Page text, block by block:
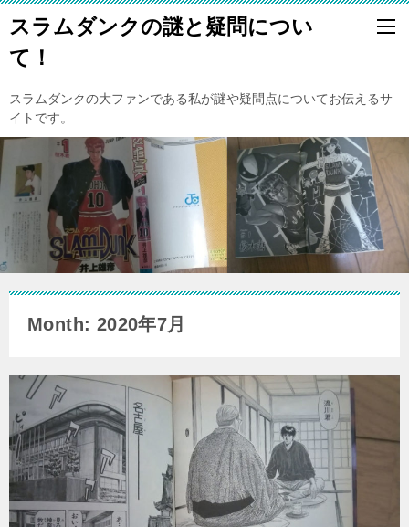
スラムダンクの謎と疑問につい
て！
スラムダンクの大ファンである私が謎や疑問点についてお伝えるサ
イトです。
Month: 2020年7月